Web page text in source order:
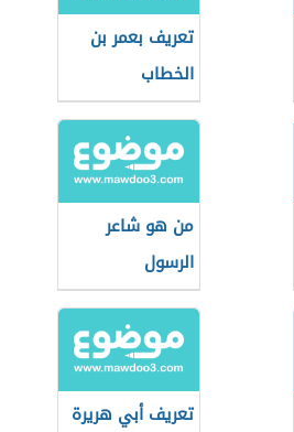
تعريف بعمر بن
الخطاب
من هو شاعر
الرسول
تعريف أبي هريرة